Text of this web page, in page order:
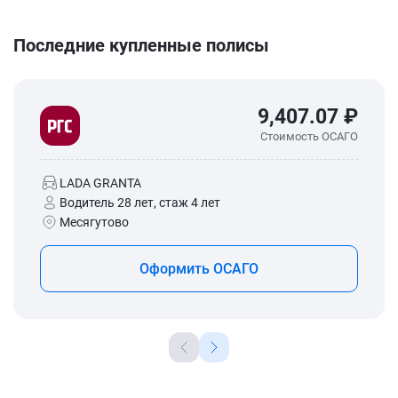
Последние купленные полисы
9,407.07 ₽
Стоимость ОСАГО
LADA GRANTA
Водитель 28 лет, стаж 4 лет
Месягутово
Оформить ОСАГО